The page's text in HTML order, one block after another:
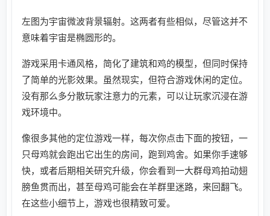
左图为宇宙微波背景辐射。这两者有些相似，尽管这并不
意味着宇宙是椭圆形的。
游戏采用卡通风格，简化了建筑和鸡的模型，但同时保持
了简单的光影效果。虽然现实，但符合游戏休闲的定位。
没有那么多分散玩家注意力的元素，可以让玩家沉浸在游
戏环境中。
像很多其他的定位游戏一样，每次你点击下面的按钮，一
只母鸡就会跑出它出生的房间，跑到鸡舍。如果你手速够
快，或者后期相关研究升级，你会看到一大群母鸡拍动翅
膀鱼贯而出，甚至母鸡可能会在羊群里迷路，来回翻飞。
在这些小细节上，游戏也很精致可爱。